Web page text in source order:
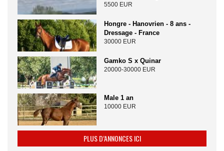
5500 EUR
Hongre - Hanovrien - 8 ans -
Dressage - France
30000 EUR
Gamko S x Quinar
20000-30000 EUR
Male 1 an
10000 EUR
PLUS D’ANNONCES ICI